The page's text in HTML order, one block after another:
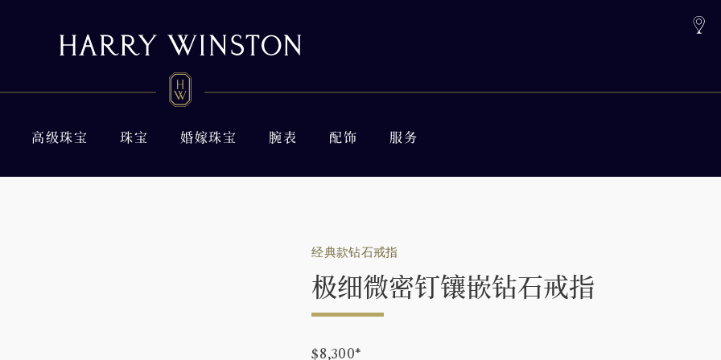
高级珠宝 珠宝 婚嫁珠宝 腕表 配饰 服务
经典款钻石戒指
极细微密钉镶嵌钻石戒指
$8,300*